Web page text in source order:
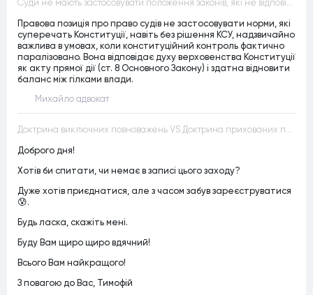
Суди не мають застосовувати положення законів, які не відповідають Конституції, незалежно від того, чи визнавалися вони Конституційним Судом України неконституційними, тобто закони, що суперечать Конституції України не можуть застосовуватися навіть у випадках, коли вони є чинними
Правова позиція про право судів не застосовувати норми, які
суперечать Конституції, навіть без рішення КСУ, надзвичайно
важлива в умовах, коли конституційний контроль фактично
паралізовано. Вона відповідає духу верховенства Конституції
як акту прямої дії (ст. 8 Основного Закону) і здатна відновити
баланс між гілками влади.
Михайло адвокат
Доктрина виключних повноважень VS Доктрина прихованих повноважень
Доброго дня!
Хотів би спитати, чи немає в записі цього заходу?
Дуже хотів приєднатися, але з часом забув зареєструватися
😰.
Будь ласка, скажіть мені.
Буду Вам щиро щиро вдячний!
Всього Вам найкращого!
З повагою до Вас, Тимофій